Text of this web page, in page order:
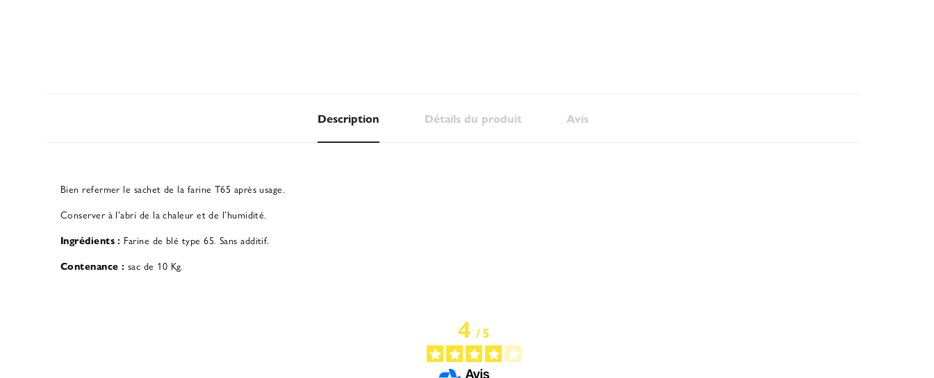
Description Détails du produit Avis
Bien refermer le sachet de la farine T65 après usage.
Conserver à l'abri de la chaleur et de l'humidité.
Ingrédients : Farine de blé type 65. Sans additif.
Contenance : sac de 10 Kg.
4/5